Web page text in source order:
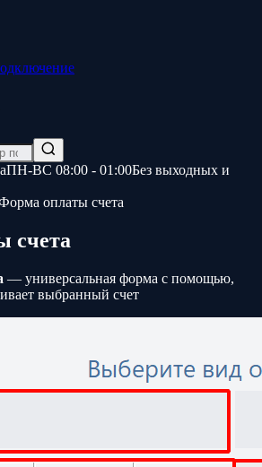
ПН-ВС 08:00 - 01:00Без выходных и
оплаты счета
счета
— универсальная форма с помощью,
выбранный счет